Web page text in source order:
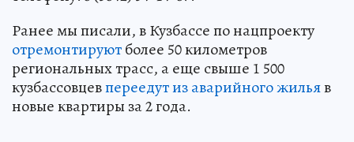
Ранее мы писали, в Кузбассе по нацпроекту
отремонтируютболее 50 километров
региональных трасс, а еще свыше 1 500
кузбассовцевпереедут из аварийного жильяв
новые квартиры за 2 года.